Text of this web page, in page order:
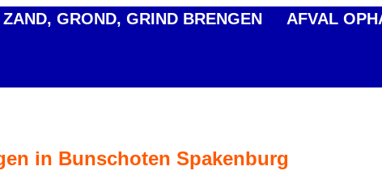
ZAND, GROND, GRIND BRENGEN AFVAL
in Bunschoten Spakenburg